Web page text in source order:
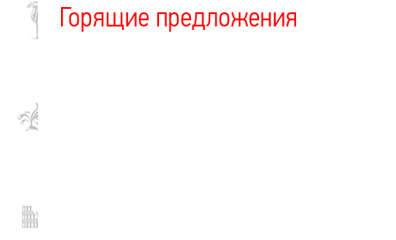
Горящие предложения